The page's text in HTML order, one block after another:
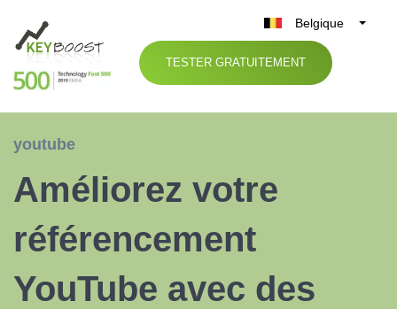
Belgique
België
Nederland
TESTER GRATUITEMENT
youtube
Améliorez votre
référencement
YouTube avec des